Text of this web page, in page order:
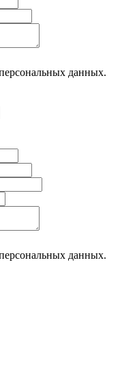
данных.
данных.